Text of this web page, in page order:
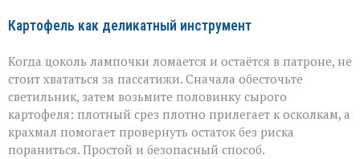
Картофель как деликатный инструмент
Когда цоколь лампочки ломается и остаётся в патроне, не
стоит хвататься за пассатижи. Сначала обесточьте
светильник, затем возьмите половинку сырого
картофеля: плотный срез плотно прилегает к осколкам, а
крахмал помогает провернуть остаток без риска
пораниться. Простой и безопасный способ.